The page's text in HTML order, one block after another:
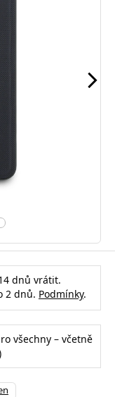
dnů vrátit.
2 dnů. Podmínky.
všechny – včetně